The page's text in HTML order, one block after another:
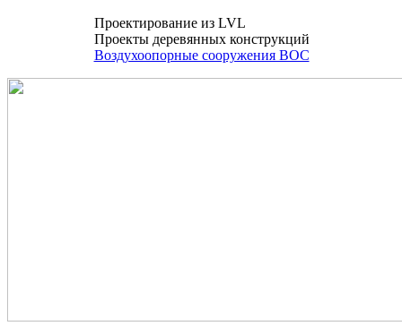
Проектирование из LVL
Проекты деревянных конструкций
Воздухоопорные сооружения ВОС